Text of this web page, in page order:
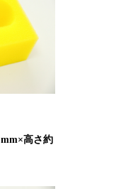
高さ約